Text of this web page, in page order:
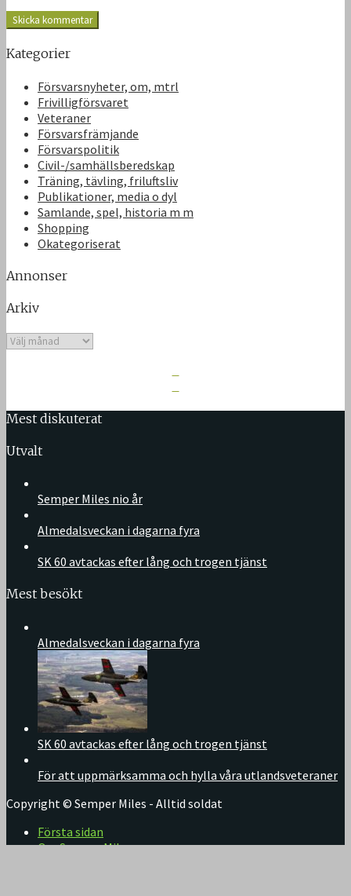
Kategorier
Försvarsnyheter, om, mtrl
Frivilligförsvaret
Veteraner
Försvarsfrämjande
Försvarspolitik
Civil-/samhällsberedskap
Träning, tävling, friluftsliv
Publikationer, media o dyl
Samlande, spel, historia m m
Shopping
Okategoriserat
Annonser
Arkiv
Arkiv
Mest diskuterat
Utvalt
Semper Miles nio år
Almedalsveckan i dagarna fyra
SK 60 avtackas efter lång och trogen tjänst
Mest besökt
Almedalsveckan i dagarna fyra
SK 60 avtackas efter lång och trogen tjänst
För att uppmärksamma och hylla våra utlandsveteraner
Copyright © Semper Miles - Alltid soldat
Första sidan
Om Semper Miles